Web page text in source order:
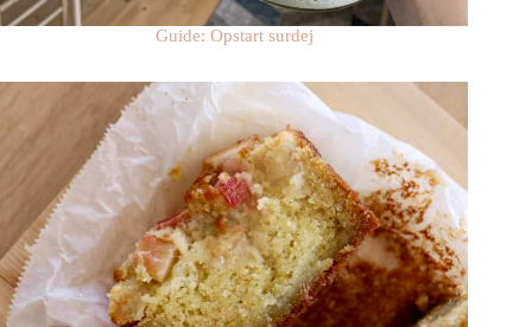
Guide: Opstart surdej